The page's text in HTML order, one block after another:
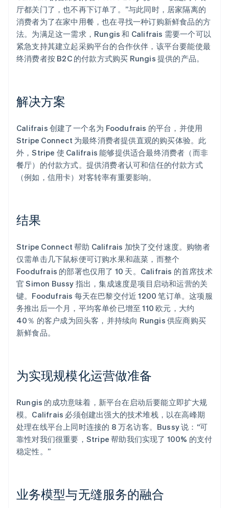
厅都关门了，也不再下订单了。”与此同时，居家隔离的
消费者为了在家中用餐，也在寻找一种订购新鲜食品的方
法。为满足这一需求，Rungis 和 Califrais 需要一个可以
紧急支持其建立起采购平台的合作伙伴，该平台要能使最
终消费者按 B2C 的付款方式购买 Rungis 提供的产品。
解决方案
Califrais 创建了一个名为 Foodufrais 的平台，并使用
Stripe Connect 为最终消费者提供直观的购买体验。此
外，Stripe 使 Califrais 能够提供适合最终消费者（而非
餐厅）的付款方式。提供消费者认可和信任的付款方式
（例如，信用卡）对客转率有重要影响。
结果
Stripe Connect 帮助 Califrais 加快了交付速度。购物者
仅需单击几下鼠标便可订购水果和蔬菜，而整个
Foodufrais 的部署也仅用了 10 天。Califrais 的首席技术
官 Simon Bussy 指出，集成速度是项目启动和运营的关
键。Foodufrais 每天在巴黎交付近 1200 笔订单。这项服
务推出后一个月，平均客单价已增至 110 欧元，大约
40％ 的客户成为回头客，并持续向 Rungis 供应商购买
新鲜食品。
为实现规模化运营做准备
Rungis 的成功意味着，新平台在启动后要能立即扩大规
模。Califrais 必须创建出强大的技术堆栈，以在高峰期
处理在线平台上同时连接的 8 万名访客。Bussy 说：“可
靠性对我们很重要，Stripe 帮助我们实现了 100% 的支付
稳定性。”
业务模型与无缝服务的融合